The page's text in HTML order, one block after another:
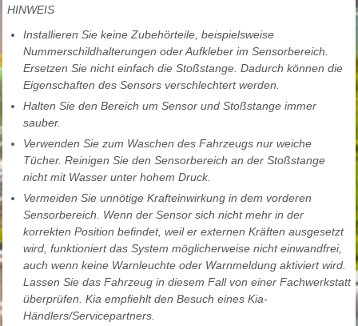
HINWEIS
Installieren Sie keine Zubehörteile, beispielsweise
Nummerschildhalterungen oder Aufkleber im Sensorbereich.
Ersetzen Sie nicht einfach die Stoßstange. Dadurch können die
Eigenschaften des Sensors verschlechtert werden.
Halten Sie den Bereich um Sensor und Stoßstange immer
sauber.
Verwenden Sie zum Waschen des Fahrzeugs nur weiche
Tücher. Reinigen Sie den Sensorbereich an der Stoßstange
nicht mit Wasser unter hohem Druck.
Vermeiden Sie unnötige Krafteinwirkung in dem vorderen
Sensorbereich. Wenn der Sensor sich nicht mehr in der
korrekten Position befindet, weil er externen Kräften ausgesetzt
wird, funktioniert das System möglicherweise nicht einwandfrei,
auch wenn keine Warnleuchte oder Warnmeldung aktiviert wird.
Lassen Sie das Fahrzeug in diesem Fall von einer Fachwerkstatt
überprüfen. Kia empfiehlt den Besuch eines Kia-
Händlers/Servicepartners.